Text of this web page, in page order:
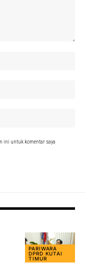
ini untuk komentar saya
PARIWARA
DPRD KUTAI
TIMUR